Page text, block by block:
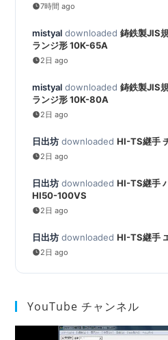
7時間 ago
mistyal downloaded 鋳鉄製JIS
ランジ形 10K-65A
2日 ago
mistyal downloaded 鋳鉄製JIS
ランジ形 10K-80A
2日 ago
日出坊 downloaded HI-TS継手
2日 ago
日出坊 downloaded HI-TS継手
HI50-100VS
2日 ago
日出坊 downloaded HI-TS継手
2日 ago
YouTube チャンネル